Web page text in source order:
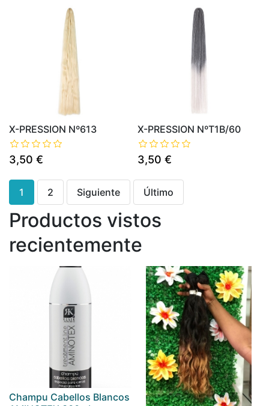
Productos vistos
recientemente
Champu Cabellos Blancos
X-PRESSION Nº613
3,50 €
X-PRESSION NºT1B/60
3,50 €
1 2 Siguiente Último